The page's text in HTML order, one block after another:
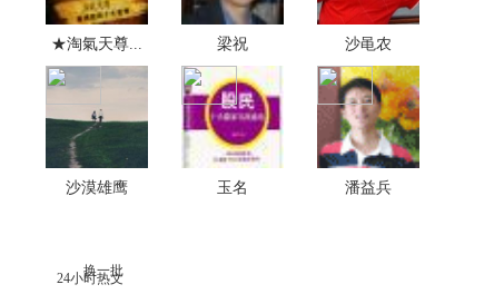
★淘氣天尊... 梁祝 沙黾农
沙漠雄鹰 玉名 潘益兵
24小时热文
换一批